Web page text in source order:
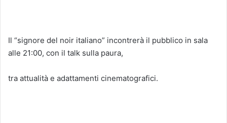
Il “signore del noir italiano” incontrerà il pubblico in sala
alle 21:00, con il talk sulla paura,
tra attualità e adattamenti cinematografici.